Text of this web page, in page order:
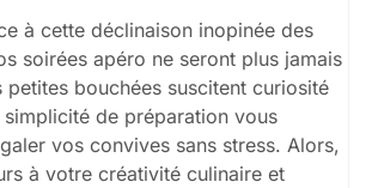
à cette déclinaison inopinée des
soirées apéro ne seront plus jamais
petites bouchées suscitent curiosité
de préparation vous
vos convives sans stress. Alors,
à votre créativité culinaire et